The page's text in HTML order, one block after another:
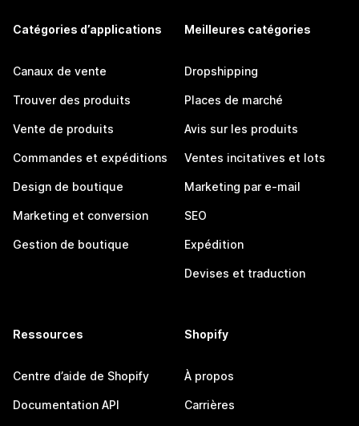
Catégories d’applications
Canaux de vente
Trouver des produits
Vente de produits
Commandes et expéditions
Design de boutique
Marketing et conversion
Gestion de boutique
Meilleures catégories
Dropshipping
Places de marché
Avis sur les produits
Ventes incitatives et lots
Marketing par e-mail
SEO
Expédition
Devises et traduction
Ressources
Centre d’aide de Shopify
Documentation API
Shopify
À propos
Carrières